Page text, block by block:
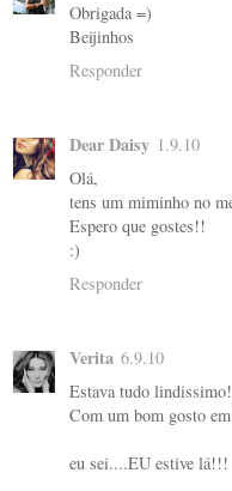
Obrigada =)
Beijinhos
Responder
Dear Daisy 1.9.10
Olá,
tens um miminho no
Espero que gostes!!
:)
Responder
Verita 6.9.10
Estava tudo
Com um bom gosto
eu sei....EU estive lá!!!